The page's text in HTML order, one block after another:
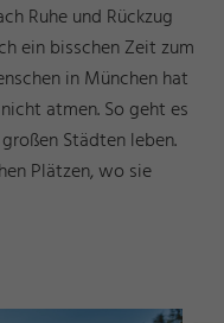
Ruhe und Rückzug
ein bisschen Zeit zum
in München hat
atmen. So geht es
Städten leben.
Plätzen, wo sie